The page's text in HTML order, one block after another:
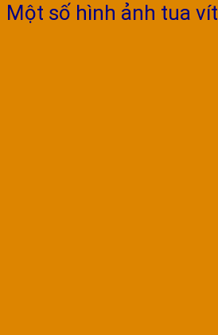
Một số hình ảnh tua vít